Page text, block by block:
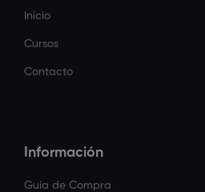
Inicio
Cursos
Contacto
Información
Guía de Compra